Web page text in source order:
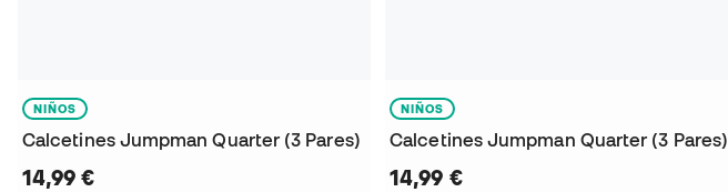
NIÑOS
Calcetines Jumpman Quarter (3 Pares)
14,99 €
NIÑOS
Calcetines Jumpman Quarter (3 Pares)
14,99 €